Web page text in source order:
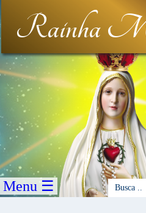
Rainha
Menu ☰